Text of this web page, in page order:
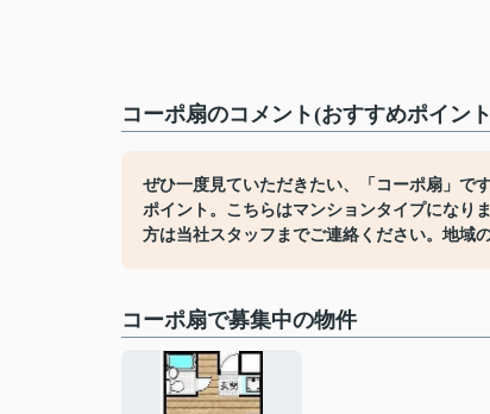
コーポ扇のコメント(おすすめポイン
ぜひ一度見ていただきたい、「コーポ扇」で
ポイント。こちらはマンションタイプになり
方は当社スタッフまでご連絡ください。地域
コーポ扇で募集中の物件